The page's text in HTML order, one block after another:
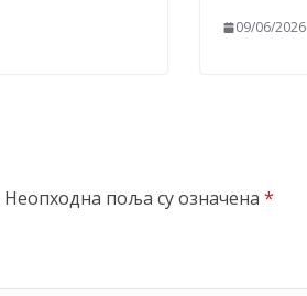
09/06/2026
Неопходна поља су означена *